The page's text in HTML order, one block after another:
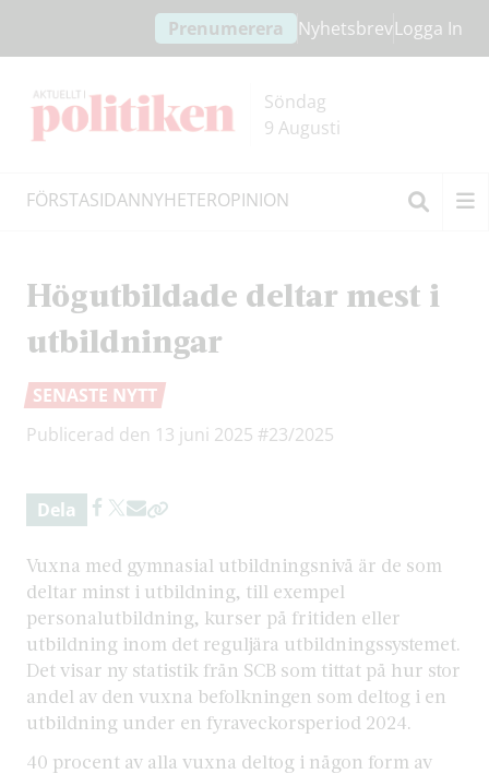
innehållet
headern
Prenumerera NyhetsbrevLogga In
Söndag
9 Augusti
FÖRSTASIDANNYHETEROPINION
Högutbildade deltar mest i
utbildningar
SENASTE NYTT
Publicerad den 13 juni 2025 #23/2025
Dela
Vuxna med gymnasial utbildningsnivå är de som
deltar minst i utbildning, till exempel
personalutbildning, kurser på fritiden eller
utbildning inom det reguljära utbildningssystemet.
Det visar ny statistik från SCB som tittat på hur stor
andel av den vuxna befolkningen som deltog i en
utbildning under en fyraveckorsperiod 2024.
40 procent av alla vuxna deltog i någon form av